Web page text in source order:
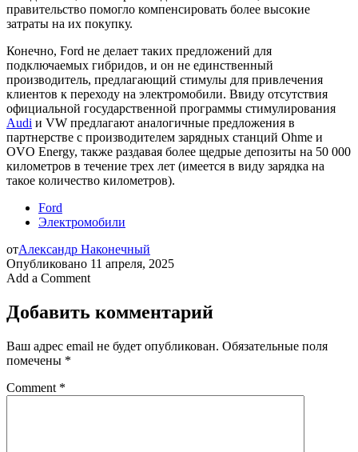
правительство помогло компенсировать более высокие
затраты на их покупку.
Конечно, Ford не делает таких предложений для
подключаемых гибридов, и он не единственный
производитель, предлагающий стимулы для привлечения
клиентов к переходу на электромобили. Ввиду отсутствия
официальной государственной программы стимулирования
Audi и VW предлагают аналогичные предложения в
партнерстве с производителем зарядных станций Ohme и
OVO Energy, также раздавая более щедрые депозиты на 50 000
километров в течение трех лет (имеется в виду зарядка на
такое количество километров).
Ford
Электромобили
отАлександр Наконечный
Опубликовано 11 апреля, 2025
Add a Comment
Добавить комментарий
Ваш адрес email не будет опубликован. Обязательные поля
помечены *
Comment *